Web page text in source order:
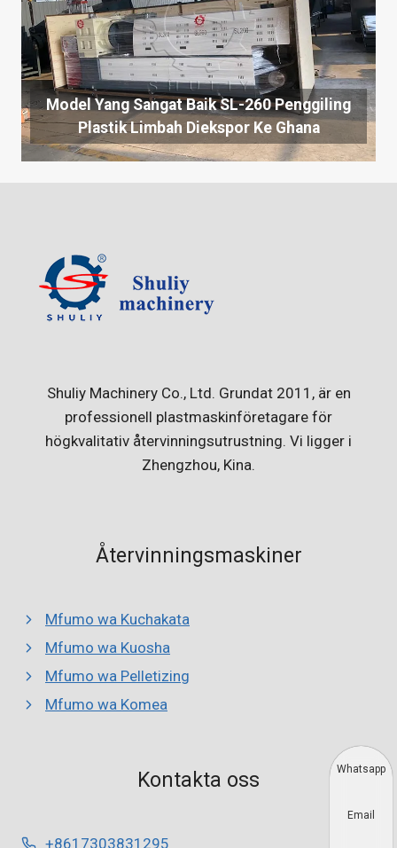
Model Yang Sangat Baik SL-260 Penggiling
Plastik Limbah Diekspor Ke Ghana
Shuliy Machinery Co., Ltd. Grundat 2011, är en
professionell plastmaskinföretagare för
högkvalitativ återvinningsutrustning. Vi ligger i
Zhengzhou, Kina.
Återvinningsmaskiner
Mfumo wa Kuchakata
Mfumo wa Kuosha
Mfumo wa Pelletizing
Mfumo wa Komea
Kontakta oss
+8617303831295
Whatsapp
Email